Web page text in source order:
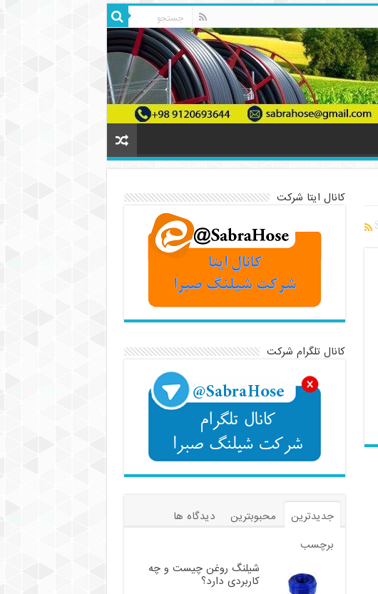
کانال ایتا شرکت
کانال تلگرام شرکت
جدیدترین محبوبترین
دیدگاه ها
برچسب
شیلنگ روغن چیست و چه
کاربردی دارد؟